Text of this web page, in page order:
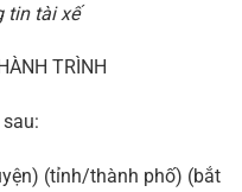
tin tài xế
TRÌNH
(tỉnh/thành phố) (bắt